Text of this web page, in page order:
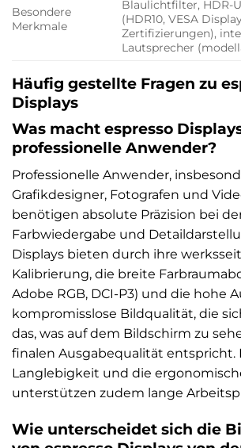
Besondere
Merkmale
Blaulichtfilter, HDR-
(HDR10, VESA
Zertifizierungen),
Lautsprecher
Häufig gestellte Fragen zu
Displays
Was macht espresso
professionelle Anwender?
Professionelle Anwender,
Grafikdesigner, Fotografen und
benötigen absolute Präzision bei
Farbwiedergabe und
Displays bieten durch ihre
Kalibrierung, die breite
Adobe RGB, DCI-P3) und die hohe
kompromisslose Bildqualität, die
das, was auf dem Bildschirm zu
finalen Ausgabequalität entspricht.
Langlebigkeit und die
unterstützen zudem lange
Wie unterscheidet sich die